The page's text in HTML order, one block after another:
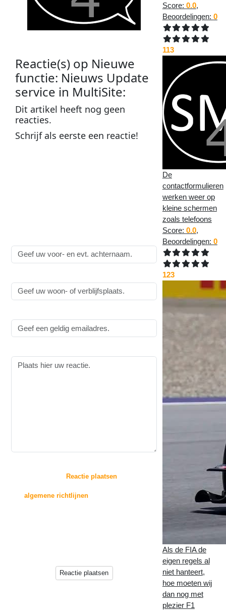
Reactie(s) op Nieuwe
functie: Nieuws Update
service in MultiSite:
Ditartikel heeft nog geen
reacties.
Schrijf als eerste een reactie!
Door op de knop "Reactie plaatsen
algemene richtlijnenvoor het plaatsen van
Reactie plaatsen
Score: 0.0,
Beoordelingen: 0
113
De
contactformulieren
werken weer op
kleine schermen
zoals telefoons
Score: 0.0,
Beoordelingen: 0
123
Als de FIA de
eigen regels al
niet hanteert,
hoe moeten wij
dan nog met
plezier F1